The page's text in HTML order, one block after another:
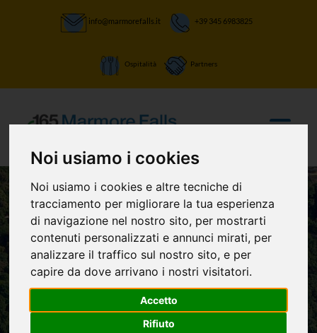
Noi usiamo i cookies
Noi usiamo i cookies e altre tecniche di
tracciamento per migliorare la tua esperienza
di navigazione nel nostro sito, per mostrarti
contenuti personalizzati e annunci mirati, per
analizzare il traffico sul nostro sito, e per
capire da dove arrivano i nostri visitatori.
Accetto
Rifiuto
info@marmorefalls.it +39 345 6983825
Ospitalità Partners
LASCIATI STUPIRE:
Il ponte di Augusto